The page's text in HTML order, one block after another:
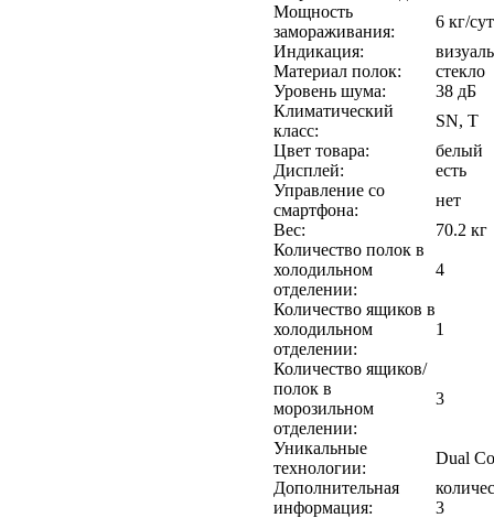
Мощность
замораживания:
6 кг/сут
Индикация:
Материал полок:
стекло
Уровень шума:
38 дБ
Климатический
класс:
SN, T
Цвет товара:
белый
Дисплей:
есть
Управление со
смартфона:
нет
Вес:
70.2 кг
Количество полок в
холодильном
отделении:
4
Количество ящиков в
холодильном
отделении:
1
Количество ящиков/
полок в
морозильном
отделении:
3
Уникальные
технологии:
Dual
Дополнительная
информация:
3